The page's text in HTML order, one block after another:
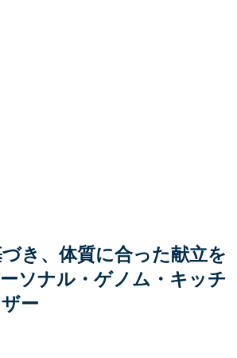
き、体質に合った献立を
ソナル・ゲノム・キッチ
ー